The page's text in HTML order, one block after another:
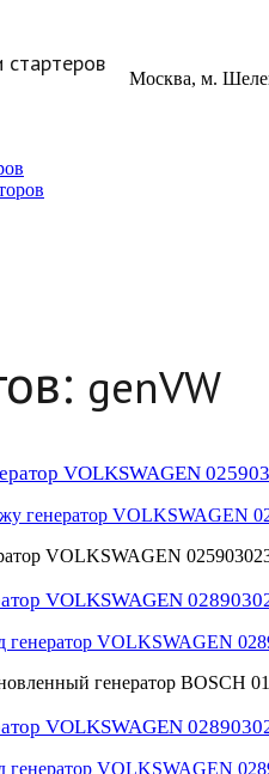
стартеров
Москва, м.
genVW
VOLKSWAGEN
VOLKSWAGEN
VOLKSWAGEN
генератор
VOLKSWAGEN